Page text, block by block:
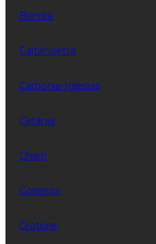
Brindisi
Caltanisetta
Carbonia-Iglesias
Catania
Chieti
Cosenza
Crotone